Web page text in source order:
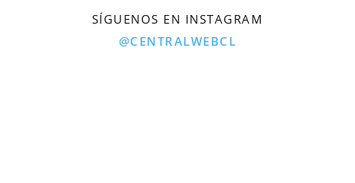
SÍGUENOS EN INSTAGRAM
@CENTRALWEBCL